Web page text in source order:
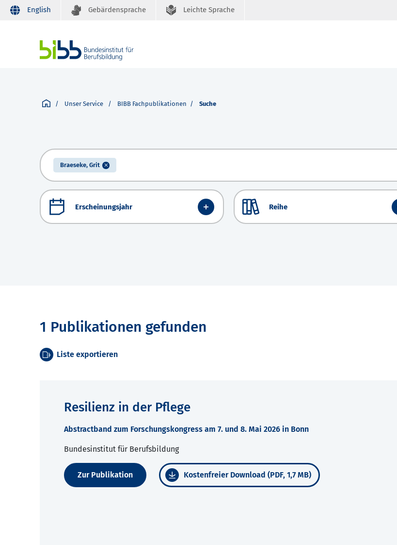
English Gebärdensprache Leichte Sprache
Unser Service BIBB Fachpublikationen Suche
Braeseke, Grit
Erscheinungsjahr Reihe
1 Publikationen gefunden
Liste exportieren
Resilienz in der Pflege
Abstractband zum Forschungskongress am 7. und 8. Mai 2026 in Bonn
Bundesinstitut für Berufsbildung
Zur Publikation Kostenfreier Download (PDF, 1,7 MB)